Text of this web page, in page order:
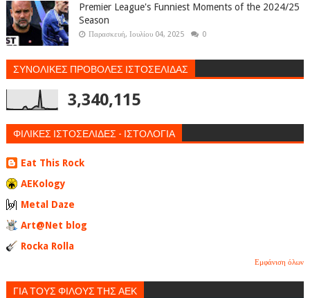
Premier League's Funniest Moments of the 2024/25
Season
Παρασκευή, Ιουλίου 04, 2025 0
ΣΥΝΟΛΙΚΕΣ ΠΡΟΒΟΛΕΣ ΙΣΤΟΣΕΛΙΔΑΣ
3,340,115
ΦΙΛΙΚΕΣ ΙΣΤΟΣΕΛΙΔΕΣ - ΙΣΤΟΛΟΓΙΑ
Eat This Rock
AEKology
Metal Daze
Art@Net blog
Rocka Rolla
Εμφάνιση όλων
ΓΙΑ ΤΟΥΣ ΦΙΛΟΥΣ ΤΗΣ ΑΕΚ